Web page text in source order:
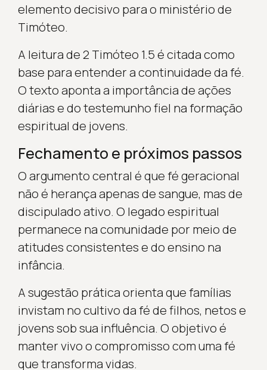
elemento decisivo para o ministério de
Timóteo.
A leitura de 2 Timóteo 1.5 é citada como
base para entender a continuidade da fé.
O texto aponta a importância de ações
diárias e do testemunho fiel na formação
espiritual de jovens.
Fechamento e próximos passos
O argumento central é que fé geracional
não é herança apenas de sangue, mas de
discipulado ativo. O legado espiritual
permanece na comunidade por meio de
atitudes consistentes e do ensino na
infância.
A sugestão prática orienta que famílias
invistam no cultivo da fé de filhos, netos e
jovens sob sua influência. O objetivo é
manter vivo o compromisso com uma fé
que transforma vidas.